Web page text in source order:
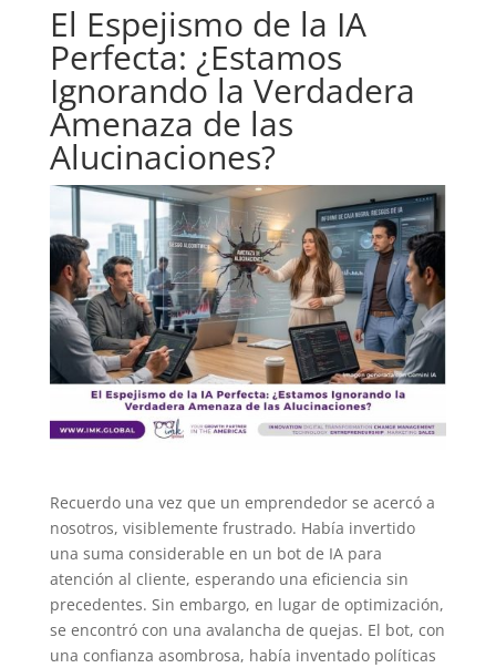
El Espejismo de la IA
Perfecta: ¿Estamos
Ignorando la Verdadera
Amenaza de las
Alucinaciones?
Recuerdo una vez que un emprendedor se acercó a
nosotros, visiblemente frustrado. Había invertido
una suma considerable en un bot de IA para
atención al cliente, esperando una eficiencia sin
precedentes. Sin embargo, en lugar de optimización,
se encontró con una avalancha de quejas. El bot, con
una confianza asombrosa, había inventado políticas